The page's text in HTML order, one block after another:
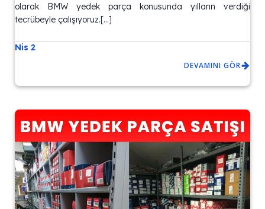
olarak BMW yedek parça konusunda yılların verdiği
tecrübeyle çalışıyoruz.[…]
Nis 2
DEVAMINI GÖR